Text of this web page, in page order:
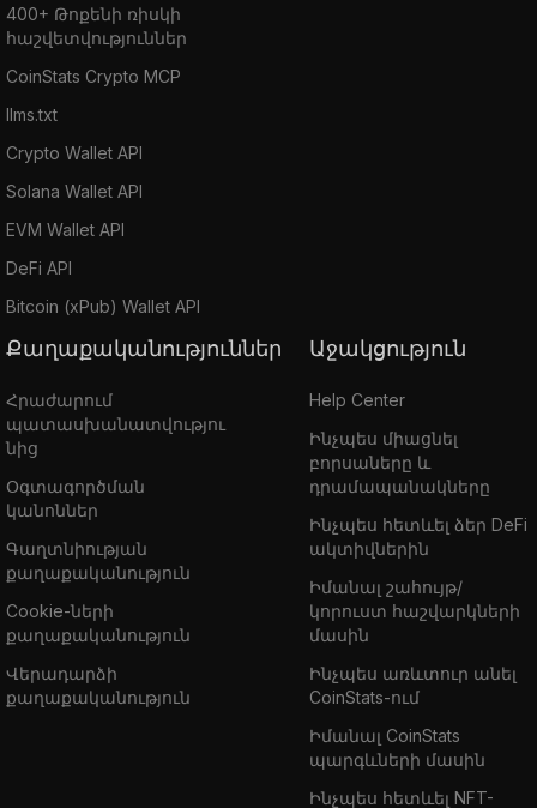
400+ Թոքենի ռիսկի
հաշվետվություններ
CoinStats Crypto MCP
llms.txt
Crypto Wallet API
Solana Wallet API
EVM Wallet API
DeFi API
Bitcoin (xPub) Wallet API
Քաղաքականություններ
Հրաժարում
պատասխանատվությու
նից
Օգտագործման
կանոններ
Գաղտնիության
քաղաքականություն
Cookie-ների
քաղաքականություն
Վերադարձի
քաղաքականություն
Աջակցություն
Help Center
Ինչպես միացնել
բորսաները և
դրամապանակները
Ինչպես հետևել ձեր DeFi
ակտիվներին
Իմանալ շահույթ/
կորուստ հաշվարկների
մասին
Ինչպես առևտուր անել
CoinStats-ում
Իմանալ CoinStats
պարգևների մասին
Ինչպես հետևել NFT-